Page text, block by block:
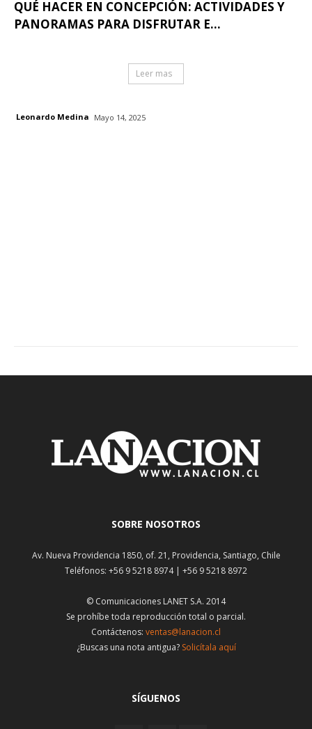
QUÉ HACER EN CONCEPCIÓN: ACTIVIDADES Y
PANORAMAS PARA DISFRUTAR E...
Leer mas
Leonardo Medina Mayo 14, 2025
SOBRE NOSOTROS
Av. Nueva Providencia 1850, of. 21, Providencia, Santiago, Chile
Teléfonos: +56 9 5218 8974 | +56 9 5218 8972
© Comunicaciones LANET S.A. 2014
Se prohíbe toda reproducción total o parcial.
Contáctenos: ventas@lanacion.cl
¿Buscas una nota antigua? Solicítala aquí
SÍGUENOS